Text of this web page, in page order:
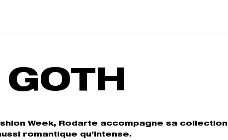
Week, Rodarte accompagne sa collection
romantique qu’intense.